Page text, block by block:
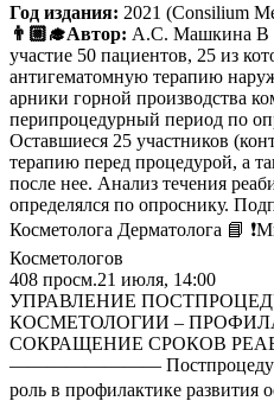
Год издания: 2021 (Consilium
👨🏼‍🎓Автор: А.С. Машкина В
участие 50 пациентов, 25 из
антигематомную терапию
арники горной производства
перипроцедурный период по
Оставшиеся 25 участников
терапию перед процедурой, а
после нее. Анализ течения
определялся по опроснику.
Косметолога Дерматолога 📘
Косметологов
408 просм.21 июля, 14:00
УПРАВЛЕНИЕ
КОСМЕТОЛОГИИ –
СОКРАЩЕНИЕ СРОКОВ
————————
роль в профилактике развития